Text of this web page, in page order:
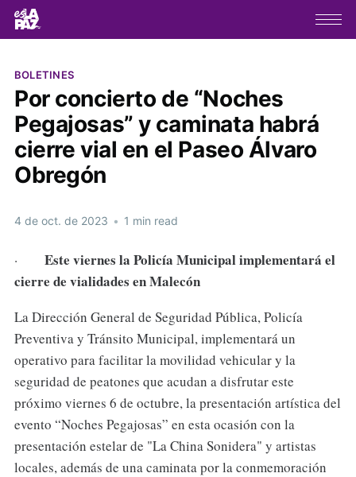
BOLETINES
Por concierto de “Noches
Pegajosas” y caminata habrá
cierre vial en el Paseo Álvaro
Obregón
4 de oct. de 2023 • 1 min read
· Este viernes la Policía Municipal implementará el
cierre de vialidades en Malecón
La Dirección General de Seguridad Pública, Policía
Preventiva y Tránsito Municipal, implementará un
operativo para facilitar la movilidad vehicular y la
seguridad de peatones que acudan a disfrutar este
próximo viernes 6 de octubre, la presentación artística del
evento “Noches Pegajosas” en esta ocasión con la
presentación estelar de "La China Sonidera" y artistas
locales, además de una caminata por la conmemoración